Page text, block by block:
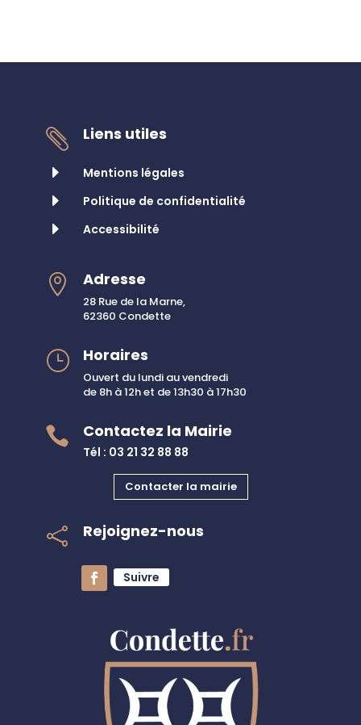

Liens utiles
E
Mentions légales
E Politique de confidentialité
E Accessibilité
 Adresse
28 Rue de la Marne,
62360 Condette
} Horaires
Ouvert du lundi au vendredi
de 8h à 12h et de 13h30 à 17h30
 Contactez la Mairie
Tél : 03 21 32 88 88
Contacter la mairie
 Rejoignez-nous
Suivre